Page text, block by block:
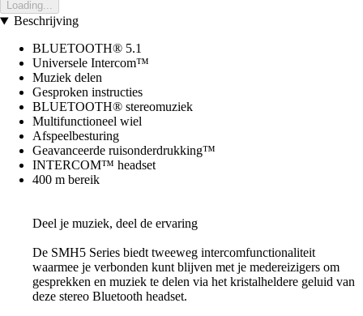
Loading...
Beschrijving
BLUETOOTH® 5.1
Universele Intercom™
Muziek delen
Gesproken instructies
BLUETOOTH® stereomuziek
Multifunctioneel wiel
Afspeelbesturing
Geavanceerde ruisonderdrukking™
INTERCOM™ headset
400 m bereik
Deel je muziek, deel de ervaring
De SMH5 Series biedt tweeweg intercomfunctionaliteit
waarmee je verbonden kunt blijven met je medereizigers om
gesprekken en muziek te delen via het kristalheldere geluid van
deze stereo Bluetooth headset.